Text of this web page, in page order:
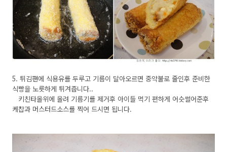
5. 튀김팬에 식용유를 두루고 기름이 달아오르면 중약불로 줄인후 준비한
식빵을 노릇하게 튀겨줍니다..
키친타올위에 올려 기름기를 제거후 아이들 먹기 편하게 어슷썰어준후
케찹과 머스터드소스를 찍어 드시면 됩니다.